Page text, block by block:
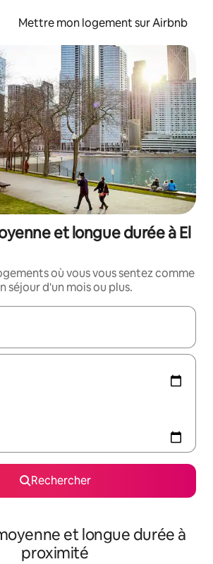
Mettre mon logement sur Airbnb
et longue durée à El
où vous vous sentez comme
séjour d'un mois ou plus.
s'affichent, utilisez les flèches vers le
Rechercher
et longue durée à
proximité